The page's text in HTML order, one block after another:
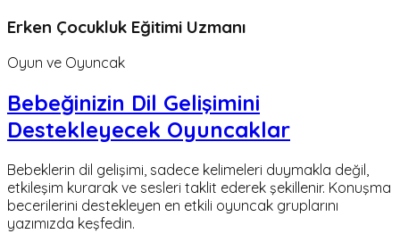
Erken Çocukluk Eğitimi Uzmanı
Oyun ve Oyuncak
Bebeğinizin Dil Gelişimini
Destekleyecek Oyuncaklar
Bebeklerin dil gelişimi, sadece kelimeleri duymakla değil,
etkileşim kurarak ve sesleri taklit ederek şekillenir. Konuşma
becerilerini destekleyen en etkili oyuncak gruplarını
yazımızda keşfedin.